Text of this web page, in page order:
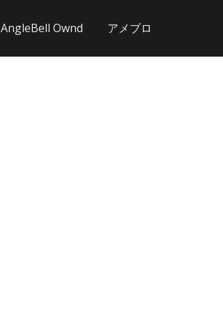
AngleBell Ownd アメブロ